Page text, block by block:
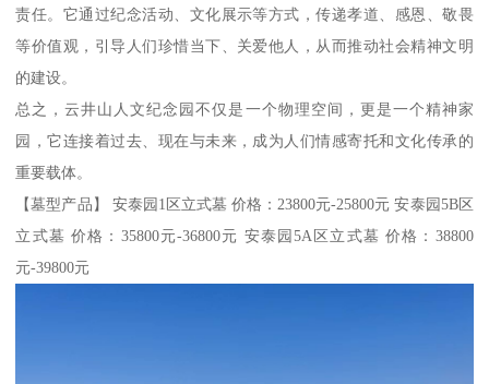
责任。它通过纪念活动、文化展示等方式，传递孝道、感恩、敬畏
等价值观，引导人们珍惜当下、关爱他人，从而推动社会精神文明
的建设。
总之，云井山人文纪念园不仅是一个物理空间，更是一个精神家
园，它连接着过去、现在与未来，成为人们情感寄托和文化传承的
重要载体。
【墓型产品】 安泰园1区立式墓 价格：23800元-25800元 安泰园5B区
立式墓 价格：35800元-36800元 安泰园5A区立式墓 价格：38800
元-39800元